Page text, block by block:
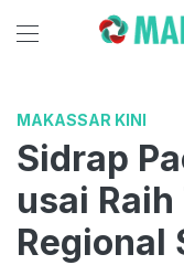
MAKASSAR KINI
Sidrap
usai
Regional